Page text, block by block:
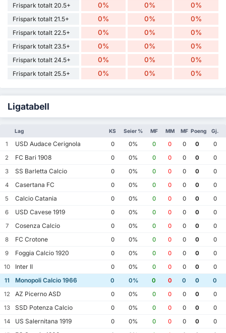
Frispark totalt 20.5+ 0% 0% 0%
Frispark totalt 21.5+ 0% 0% 0%
Frispark totalt 22.5+ 0% 0% 0%
Frispark totalt 23.5+ 0% 0% 0%
Frispark totalt 24.5+ 0% 0% 0%
Frispark totalt 25.5+ 0% 0% 0%
Ligatabell
Lag KS Seier % MF MM MF Poeng Gj.
1 USD Audace Cerignola 0 0% 0 0 0 0
0
2
FC Bari 1908 0 0% 0 0 0 0
0
3
SS Barletta Calcio 0 0% 0 0 0 0
0
4
Casertana FC 0 0% 0 0 0 0
0
5
Calcio Catania 0 0% 0 0 0 0
0
6
USD Cavese 1919 0 0% 0 0 0 0
0
7
Cosenza Calcio 0 0% 0 0 0 0
0
8
FC Crotone 0 0% 0 0 0 0
0
9
Foggia Calcio 1920 0 0% 0 0 0 0
0
10
Inter II 0 0% 0 0 0 0
0
11
Monopoli Calcio 1966 0 0% 0 0 0 0
0
12
AZ Picerno ASD 0 0% 0 0 0 0
0
13
SSD Potenza Calcio 0 0% 0 0 0 0
0
14
US Salernitana 1919 0 0% 0 0 0 0
0